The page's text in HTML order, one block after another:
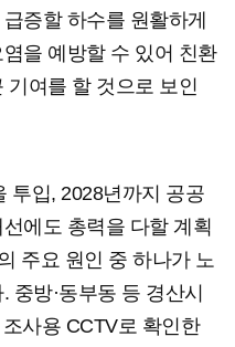
증할 하수를 원활하게
을 예방할 수 있어 친환
기여를 할 것으로 보인
투입, 2028년까지 공공
에도 총력을 다할 계획
주요 원인 중 하나가 노
방·동부동 등 경산시
사용 CCTV로 확인한